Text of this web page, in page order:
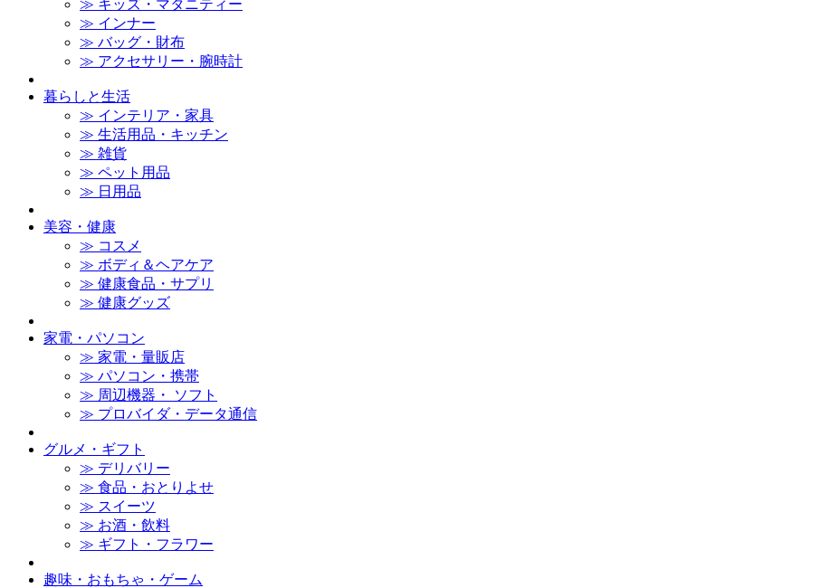
≫ キッズ・マタニティー
≫ インナー
≫ バッグ・財布
≫ アクセサリー・腕時計
暮らしと生活
≫ インテリア・家具
≫ 生活用品・キッチン
≫ 雑貨
≫ ペット用品
≫ 日用品
美容・健康
≫ コスメ
≫ ボディ＆ヘアケア
≫ 健康食品・サプリ
≫ 健康グッズ
家電・パソコン
≫ 家電・量販店
≫ パソコン・携帯
≫ 周辺機器・ ソフト
≫ プロバイダ・データ通信
グルメ・ギフト
≫ デリバリー
≫ 食品・おとりよせ
≫ スイーツ
≫ お酒・飲料
≫ ギフト・フラワー
趣味・おもちゃ・ゲーム